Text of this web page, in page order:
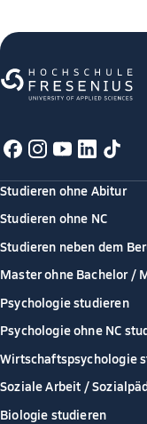
Studieren ohne Abitur
Studieren ohne NC
Studieren neben dem
Master ohne Bachelor /
Psychologie studieren
Psychologie ohne NC
Wirtschaftspsychologie
Soziale Arbeit /
Biologie studieren